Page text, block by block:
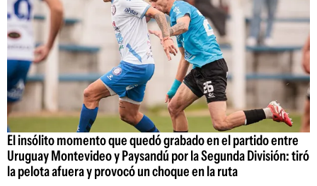
El insólito momento que quedó grabado en el partido entre
Uruguay Montevideo y Paysandú por la Segunda División: tiró
la pelota afuera y provocó un choque en la ruta